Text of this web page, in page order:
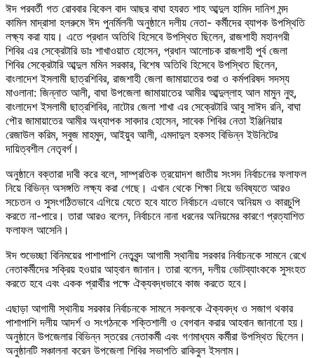
ঈদ পরবর্তী গত রোববার বিকেল বাদ আছর বাঘা হযরত শাহ আব্দুল হামিদ দানিশ মন্দ
কামিল মাদ্রাসা হলরুমে ঈদ পুনর্মিলনী অনুষ্ঠানে দলীয় নেতা- কর্মীদের ব্যাপক উপস্থিতি
লক্ষ্য করা যায়। এতে প্রধান অতিথি হিসেবে উপস্থিত ছিলেন, রাজশাহী মহানগরী
শিবির এর সেক্রেটারি ডাঃ শাখাওয়াত হোসেন, প্রধান আলোচক রাজশাহী পুর্ব জেলা
শিবির সেক্রেটারি আব্দুল মমিন সরকার, বিশেষ অতিথি হিসেবে উপস্থিত ছিলেন,
বাংলাদেশ ইসলামী ছাত্রশিবির, রাজশাহী জেলা জামায়াতের শুরা ও কর্মপরিষদ সদস্য
মাওলানা: জিন্নাত আলী, বাঘা উপজেলা জামায়াতের আমীর আব্দুল্লাহ আল মামুন নুহু,
বাংলাদেশ ইসলামী ছাত্রশিবির, নাটোর জেলা শাখা এর সেক্রেটারি আবু সাঈদ রনি, বাঘা
পৌর জামায়াতের আমীর অধ্যাপক সাবদার হোসেন, সাবেক শিবির নেতা ইঞ্জিনিয়ার
রেজাউল করিম, সবুজ মাহমুদ, আইয়ুব আলী, এমদাদুল হকসহ বিভিন্ন ইউনিটের
দায়িত্বশীল নেতৃবর্গ।
অনুষ্ঠানে বক্তারা দাবী করে বলে, সাম্প্রতিক ত্রয়োদশ জাতীয় সংসদ নির্বাচনের ফলাফল
নিয়ে বিভিন্ন অসঙ্গতি লক্ষ্য করা গেছে। এখান থেকে শিক্ষা নিয়ে ভবিষ্যতে আরও
সচেতন ও সুসংগঠিতভাবে এগিয়ে যেতে হবে যাতে নির্বাচনে এভাবে অনিয়ম ও কারচুপি
করতে না-পারে। তারা আরও বলেন, নির্বাচনে নানা ধরনের অনিয়মের কারণে প্রত্যাশিত
ফলাফল আসেনি।
ঈদ শুভেচ্ছা বিনিময়ের পাশাপাশি নেতৃবৃন্দ আগামী স্থানীয় সরকার নির্বাচনকে সামনে রেখে
নেতাকর্মীদের সক্রিয় হওয়ার আহ্বান জানান। তারা বলেন, দলীয় ভোটব্যাংককে সুসংহত
করতে হবে এবং একক প্রার্থীর পক্ষে ঐক্যবদ্ধভাবে কাজ করতে হবে।
এছাড়া আগামী স্থানীয় সরকার নির্বাচনকে সামনে সকলকে ঐক্যবদ্ধ ও সজাগ থকার
পাশাপাশি দলীয় আদর্শ ও সংগঠনকে শক্তিশালী ও বেগবান করার আহবান জানানো হয়।
অনুষ্ঠানে উপজেলার বিভিন্ন স্তরের নেতাকর্মী এবং গণমাধ্যম কর্মীরা উপস্থিত ছিলেন।
অনুষ্ঠানটি সঞ্চালনা করেন উপজেলা শিবির সভাপতি রাকিবুল ইসলাম।